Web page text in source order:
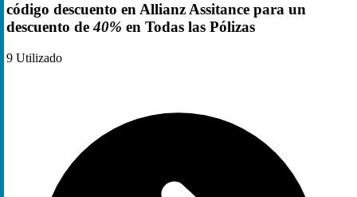
código descuento en Allianz Assitance para un
descuento de40% en Todas las Pólizas
9 Utilizado